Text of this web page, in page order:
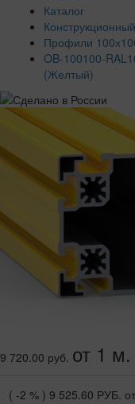
Каталог
Профили
OB-100100-
(Желтый)
9 720.00 руб. от 1 м.
( -2 % ) 9 525.60 РУБ.